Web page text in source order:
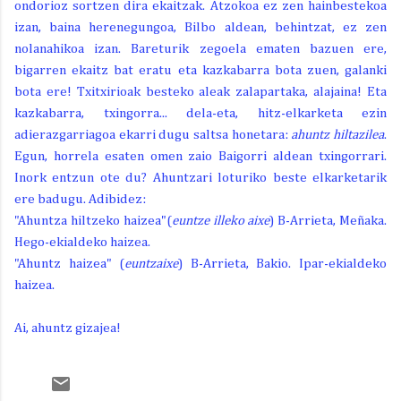
ondorioz sortzen dira ekaitzak. Atzokoa ez zen hainbestekoa
izan, baina herenegungoa, Bilbo aldean, behintzat, ez zen
nolanahikoa izan. Bareturik zegoela ematen bazuen ere,
bigarren ekaitz bat eratu eta kazkabarra bota zuen, galanki
bota ere! Txitxirioak besteko aleak zalapartaka, alajaina! Eta
kazkabarra, txingorra... dela-eta, hitz-elkarketa ezin
adierazgarriagoa ekarri dugu saltsa honetara: ahuntz hiltazilea.
Egun, horrela esaten omen zaio Baigorri aldean txingorrari.
Inork entzun ote du? Ahuntzari loturiko beste elkarketarik
ere badugu. Adibidez:
"Ahuntza hiltzeko haizea"(euntze illeko aixe) B-Arrieta, Meñaka.
Hego-ekialdeko haizea.
"Ahuntz haizea" (euntzaixe) B-Arrieta, Bakio. Ipar-ekialdeko
haizea.
Ai, ahuntz gizajea!